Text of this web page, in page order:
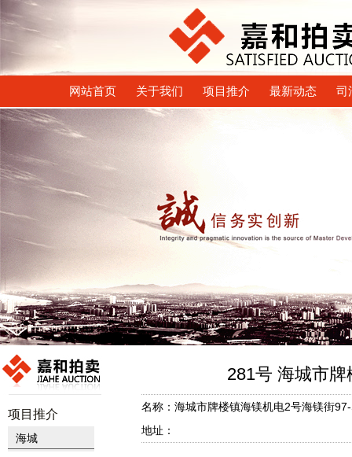
网站首页 关于我们 项目推介 最新动态 司
项目推介
海城
281号 海城市
名称：海城市牌楼镇海镁机电2号海镁街
地址：